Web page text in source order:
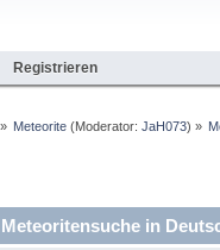
Registrieren
Meteorite(Moderator: JaH073) »
in